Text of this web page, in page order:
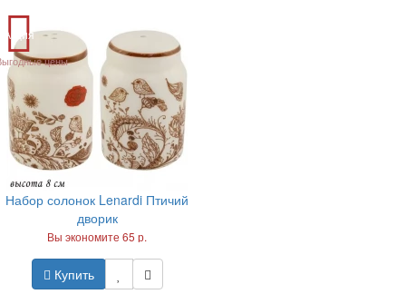
Акция
цены
Набор солонок Lenardi Птичий
дворик
Вы экономите 65 р.
Купить